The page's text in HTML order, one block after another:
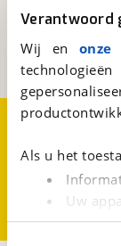
Verantwoord
Wij en onze
Als u het
Uw
Lees meer
3981 AJ
Een
BOVAG
Over viaBOVAG.nl